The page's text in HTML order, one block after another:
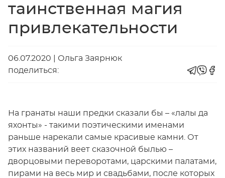
таинственная магия
привлекательности
06.07.2020
Ольга Заярнюк
поделиться:
На гранаты наши предки сказали бы – «лалы да
яхонты» - такими поэтическими именами
раньше нарекали самые красивые камни. От
этих названий веет сказочной былью –
дворцовыми переворотами, царскими палатами,
пирами на весь мир и свадьбами, после которых